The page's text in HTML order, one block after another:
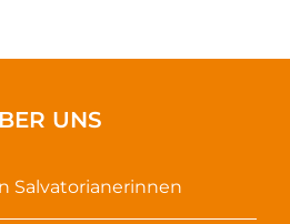
UNS
Salvatorianerinnen